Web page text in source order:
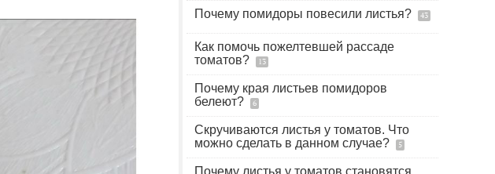
Почему помидоры повесили листья? 43
Как помочь пожелтевшей рассаде
томатов?
13
Почему края листьев помидоров
белеют?
6
Скручиваются листья у томатов. Что
можно сделать в данном случае?
5
Почему листья у томатов становятся